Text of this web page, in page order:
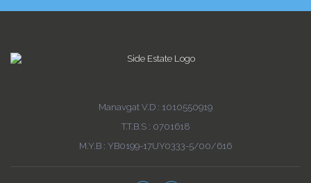
Manavgat V.D : 1010550919
T.T.B.S : 0701618
M.Y.B : YB0199-17UY0333-5/00/616